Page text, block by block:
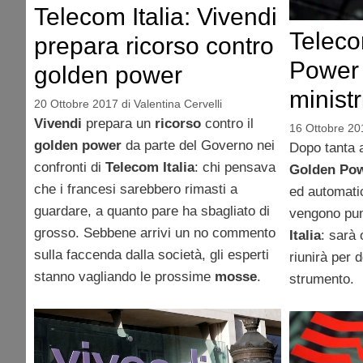
Telecom Italia: Vivendi
prepara ricorso contro
golden power
20 Ottobre 2017 di Valentina Cervelli
Vivendi prepara un ricorso contro il
golden power da parte del Governo nei
confronti di Telecom Italia: chi pensava
che i francesi sarebbero rimasti a
guardare, a quanto pare ha sbagliato di
grosso. Sebbene arrivi un no commento
sulla faccenda dalla società, gli esperti
stanno vagliando le prossime mosse.
16 Ottobre
Dopo tanta
Golden
ed
vengono
Italia: sarà
riunirà per
strumento.